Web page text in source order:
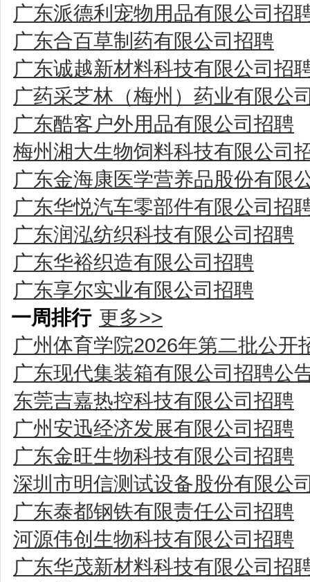
广东派德利宠物用品有限公司招
广东合百草制药有限公司招聘
广东诚越新材料科技有限公司招
广药采芝林（梅州）药业有限公
广东酷客户外用品有限公司招聘
梅州湘大生物饲料科技有限公司
广东金海康医学营养品股份有限
广东华悦汽车零部件有限公司招
广东润泓纺织科技有限公司招聘
广东华裕织造有限公司招聘
广东享尔实业有限公司招聘
一周排行 更多>>
广州体育学院2026年第二批公开
广东现代集装箱有限公司招聘公
东莞吉嘉热控科技有限公司招聘
广州安迅经济发展有限公司招聘
广东金旺生物科技有限公司招聘
深圳市明信测试设备股份有限公
广东泰都钢铁有限责任公司招聘
河源伟创生物科技有限公司招聘
广东华茂新材料科技有限公司招